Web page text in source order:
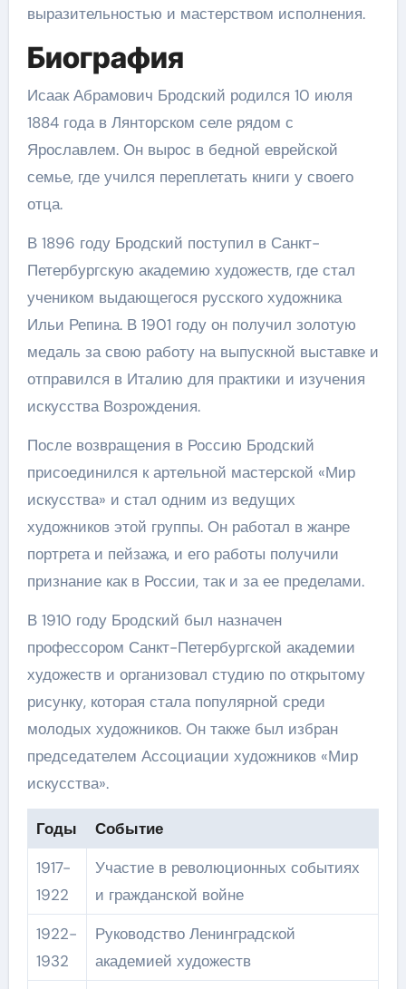
выразительностью и мастерством исполнения.
Биография
Исаак Абрамович Бродский родился 10 июля
1884 года в Лянторском селе рядом с
Ярославлем. Он вырос в бедной еврейской
семье, где учился переплетать книги у своего
отца.
В 1896 году Бродский поступил в Санкт-
Петербургскую академию художеств, где стал
учеником выдающегося русского художника
Ильи Репина. В 1901 году он получил золотую
медаль за свою работу на выпускной выставке и
отправился в Италию для практики и изучения
искусства Возрождения.
После возвращения в Россию Бродский
присоединился к артельной мастерской «Мир
искусства» и стал одним из ведущих
художников этой группы. Он работал в жанре
портрета и пейзажа, и его работы получили
признание как в России, так и за ее пределами.
В 1910 году Бродский был назначен
профессором Санкт-Петербургской академии
художеств и организовал студию по открытому
рисунку, которая стала популярной среди
молодых художников. Он также был избран
председателем Ассоциации художников «Мир
искусства».
Годы
Событие
1917-
1922
Участие в революционных событиях
и гражданской войне
1922-
1932
Руководство Ленинградской
академией художеств